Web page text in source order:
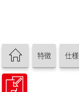
特徴 仕様